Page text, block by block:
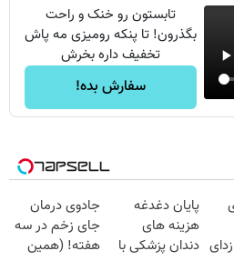
تابستون رو خنک و راحت
بگذرون! تا پنکه رومیزی مه پاش
تخفیف داره بخرش
سفارش بده!
پایان دغدغه
هزینه های
دندان پزشکی با
جادوی درمان
جای زخم در سه
هفته! (همین